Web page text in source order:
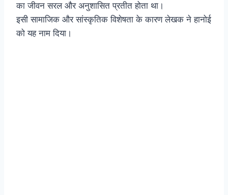
का जीवन सरल और अनुशासित प्रतीत होता था।
इसी सामाजिक और सांस्कृतिक विशेषता के कारण लेखक ने हानोई
को यह नाम दिया।